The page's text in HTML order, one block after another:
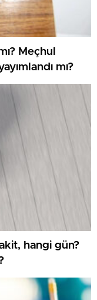
Meçhul
mı?
hangi gün?